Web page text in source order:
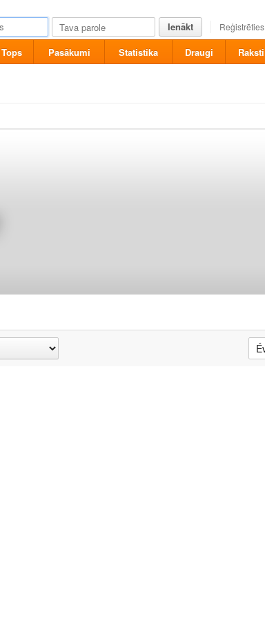
Ienākt Reģistrēties
Tops Pasākumi Statistika Draugi Raksti